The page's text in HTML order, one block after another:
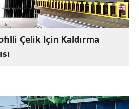
Çelik Için Kaldırma